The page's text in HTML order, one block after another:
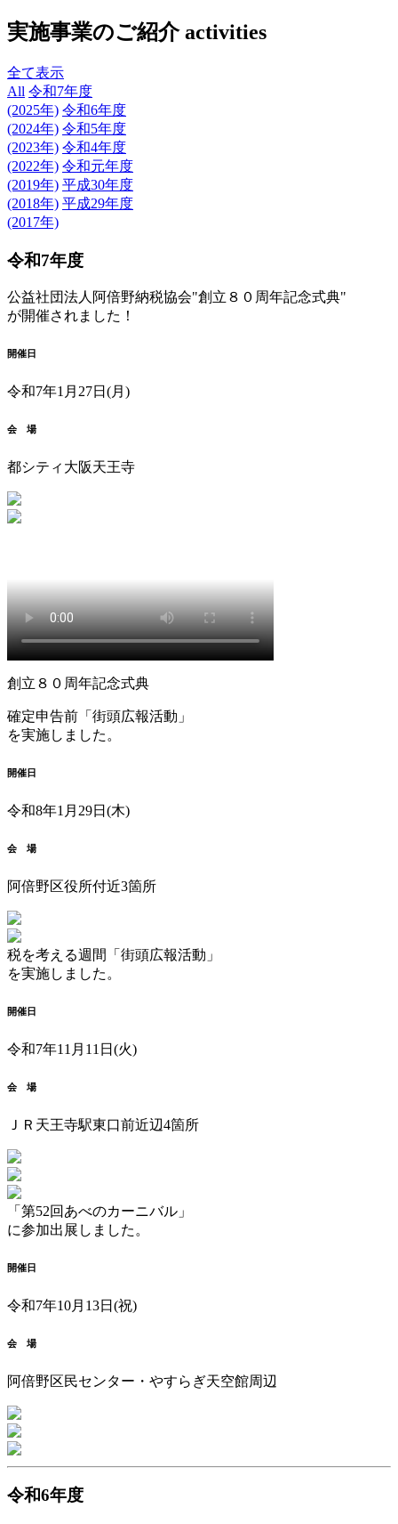
実施事業のご紹介activities
全て表示
All 令和7年度
(2025年) 令和6年度
(2024年) 令和5年度
(2023年) 令和4年度
(2022年) 令和元年度
(2019年) 平成30年度
(2018年) 平成29年度
(2017年)
令和7年度
公益社団法人阿倍野納税協会"創立８０周年記念式典"
が開催されました！
開催日
令和7年1月27日(月)
会 場
都シティ大阪天王寺
創立８０周年記念式典
確定申告前「街頭広報活動」
を実施しました。
開催日
令和8年1月29日(木)
会 場
阿倍野区役所付近3箇所
税を考える週間「街頭広報活動」
を実施しました。
開催日
令和7年11月11日(火)
会 場
ＪＲ天王寺駅東口前近辺4箇所
「第52回あべのカーニバル」
に参加出展しました。
開催日
令和7年10月13日(祝)
会 場
阿倍野区民センター・やすらぎ天空館周辺
令和6年度